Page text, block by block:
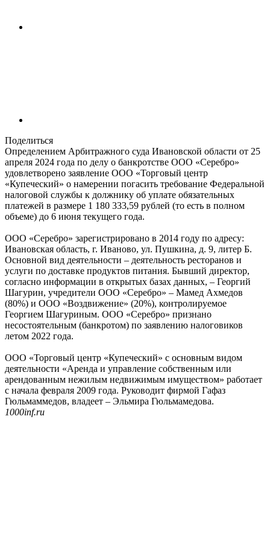
Поделиться
Определением Арбитражного суда Ивановской области от 25
апреля 2024 года по делу о банкротстве ООО «Серебро»
удовлетворено заявление ООО «Торговый центр
«Купеческий» о намерении погасить требование Федеральной
налоговой службы к должнику об уплате обязательных
платежей в размере 1 180 333,59 рублей (то есть в полном
объеме) до 6 июня текущего года.
ООО «Серебро» зарегистрировано в 2014 году по адресу:
Ивановская область, г. Иваново, ул. Пушкина, д. 9, литер Б.
Основной вид деятельности – деятельность ресторанов и
услуги по доставке продуктов питания. Бывший директор,
согласно информации в открытых базах данных, – Георгий
Шагурин, учредители ООО «Серебро» – Мамед Ахмедов
(80%) и ООО «Воздвижение» (20%), контролируемое
Георгием Шагуриным. ООО «Серебро» признано
несостоятельным (банкротом) по заявлению налоговиков
летом 2022 года.
ООО «Торговый центр «Купеческий» с основным видом
деятельности «Аренда и управление собственным или
арендованным нежилым недвижимым имуществом» работает
с начала февраля 2009 года. Руководит фирмой Гафаз
Гюльмаммедов, владеет – Эльмира Гюльмамедова.
1000inf.ru